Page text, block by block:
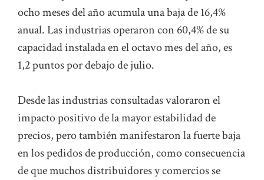
ocho meses del año acumula una baja de 16,4%
anual. Las industrias operaron con 60,4% de su
capacidad instalada en el octavo mes del año, es
1,2 puntos por debajo de julio.
Desde las industrias consultadas valoraron el
impacto positivo de la mayor estabilidad de
precios, pero también manifestaron la fuerte baja
en los pedidos de producción, como consecuencia
de que muchos distribuidores y comercios se